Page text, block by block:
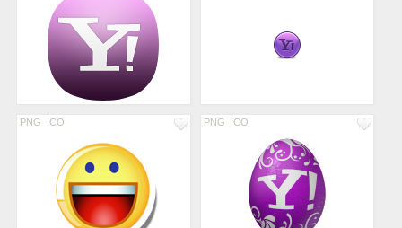
PNG ICO PNG ICO